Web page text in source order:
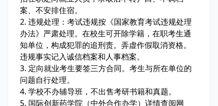
案、不安排住宿。
2. 违规处理：考试违规按《国家教育考试违规处理
办法》严肃处理。在校生可开除学籍，在职考生通
知单位，构成犯罪的追刑责。弄虚作假取消资格。
违规事实记入诚信档案和人事档案。
3. 定向就业考生要签三方合同。考生与所在单位的
问题自行处理。
4. 学校不办辅导班，不出售考研书籍和真题。
5. 国际创新药学院（中外合作办学）详情查阅网